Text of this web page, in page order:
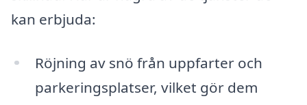
kan erbjuda:
Röjning av snö från uppfarter och
parkeringsplatser, vilket gör dem